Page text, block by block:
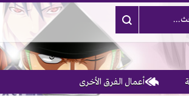
أعمال الفرق الأخرى